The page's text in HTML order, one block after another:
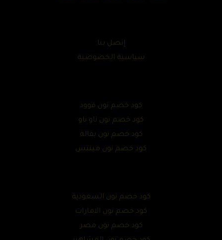
إتصل بنا
سياسية الخصوصية
كود خصم نون فوود
كود خصم نون ناو ناو
كود خصم نون بقالة
كود خصم نون مينتس
كود خصم نون السعودية
كود خصم نون الامارات
كود خصم نون مصر